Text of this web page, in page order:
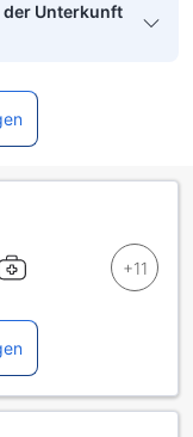
der Unterkunft